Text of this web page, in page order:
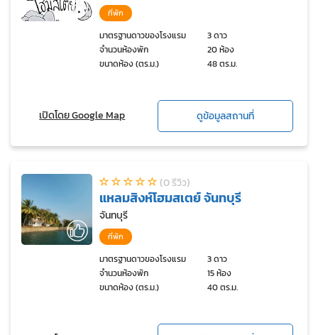
ที่พัก
มาตรฐานดาวของโรงแรม
3 ดาว
จำนวนห้องพัก
20 ห้อง
ขนาดห้อง (ตร.ม.)
48 ตร.ม.
เปิดโดย Google Map ดูข้อมูลสถานที่
(0 รีวิว)
แหลมสิงห์โฮมสเตย์ จันทบุรี
จันทบุรี
ที่พัก
มาตรฐานดาวของโรงแรม
3 ดาว
จำนวนห้องพัก
15 ห้อง
ขนาดห้อง (ตร.ม.)
40 ตร.ม.